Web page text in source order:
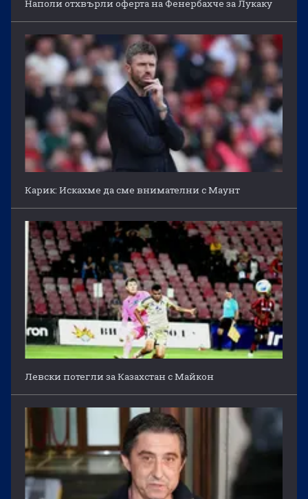
Наполи отхвърли оферта на Фенербахче за Лукаку
Карик: Искахме да сме внимателни с Маунт
Левски потегли за Казахстан с Майкон